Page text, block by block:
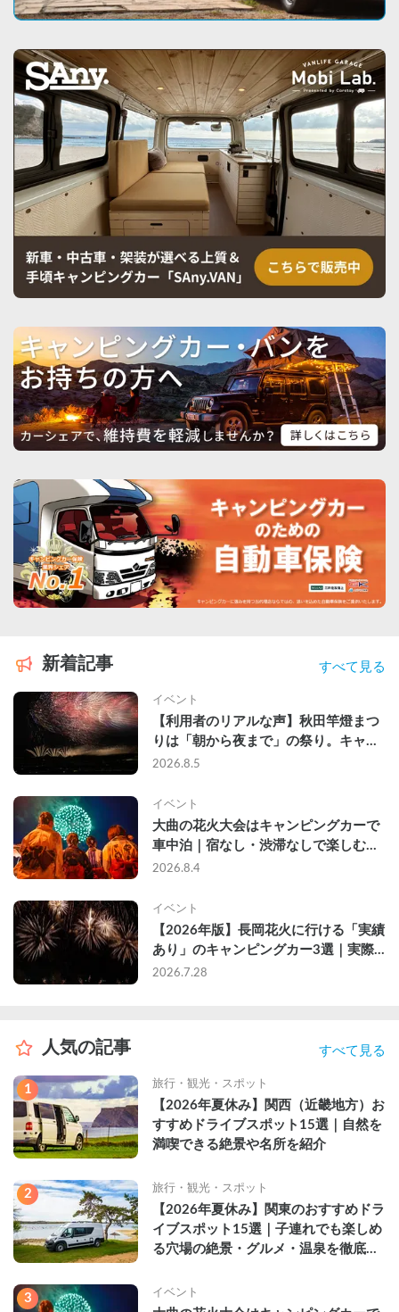
新着記事 すべて見る
イベント
【利用者のリアルな声】秋田竿燈まつ
りは「朝から夜まで」の祭り。キャン
ピングカーで行った2組の記録
2026.8.5
イベント
大曲の花火大会はキャンピングカーで
車中泊｜宿なし・渋滞なしで楽しむ
2026年完全ガイド
2026.8.4
イベント
【2026年版】長岡花火に行ける「実績
あり」のキャンピングカー3選｜実際
に利用したゲストのレビュー付き
2026.7.28
人気の記事 すべて見る
1 旅行・観光・スポット
【2026年夏休み】関西（近畿地方）お
すすめドライブスポット15選｜自然を
満喫できる絶景や名所を紹介
2 旅行・観光・スポット
【2026年夏休み】関東のおすすめドラ
イブスポット15選｜子連れでも楽しめ
る穴場の絶景・グルメ・温泉を徹底解
3 イベント